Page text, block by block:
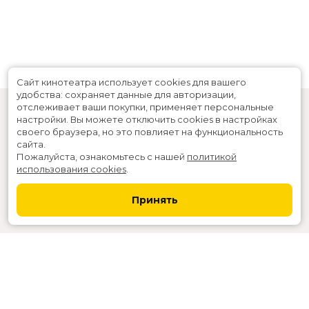
Расписание
Скоро в кино
Служба поддержки
Сайт кинотеатра использует cookies для вашего
удобства: сохраняет данные для авторизации,
отслеживает ваши покупки, применяет персональные
настройки. Вы можете отключить cookies в настройках
своего браузера, но это повлияет на функциональность
сайта.
Пожалуйста, ознакомьтесь с нашей политикой
использования cookies
Принять